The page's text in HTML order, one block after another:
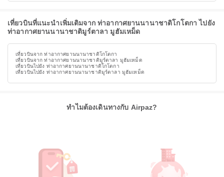
เที่ยวบินที่แนะนำเพิ่มเติมจาก ท่าอากาศยานนานาชาติโกโตกา ไปยัง
ท่าอากาศยานนานาชาติมูร์ตาลา มูฮัมเหม็ด
เที่ยวบินจาก ท่าอากาศยานนานาชาติโกโตกา
เที่ยวบินจาก ท่าอากาศยานนานาชาติมูร์ตาลา มูฮัมเหม็ด
เที่ยวบินไปยัง ท่าอากาศยานนานาชาติโกโตกา
เที่ยวบินไปยัง ท่าอากาศยานนานาชาติมูร์ตาลา มูฮัมเหม็ด
ทำไมต้องเดินทางกับ Airpaz?